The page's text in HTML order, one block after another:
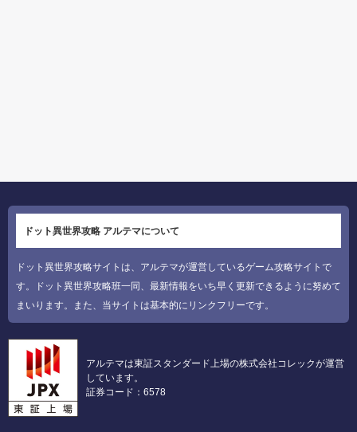
ドット異世界攻略 アルテマについて
ドット異世界攻略サイトは、アルテマが運営しているゲーム攻略サイトで
す。ドット異世界攻略班一同、最新情報をいち早く更新できるように努めて
まいります。また、当サイトは基本的にリンクフリーです。
アルテマは東証スタンダード上場の株式会社コレックが運営
しています。
証券コード：6578